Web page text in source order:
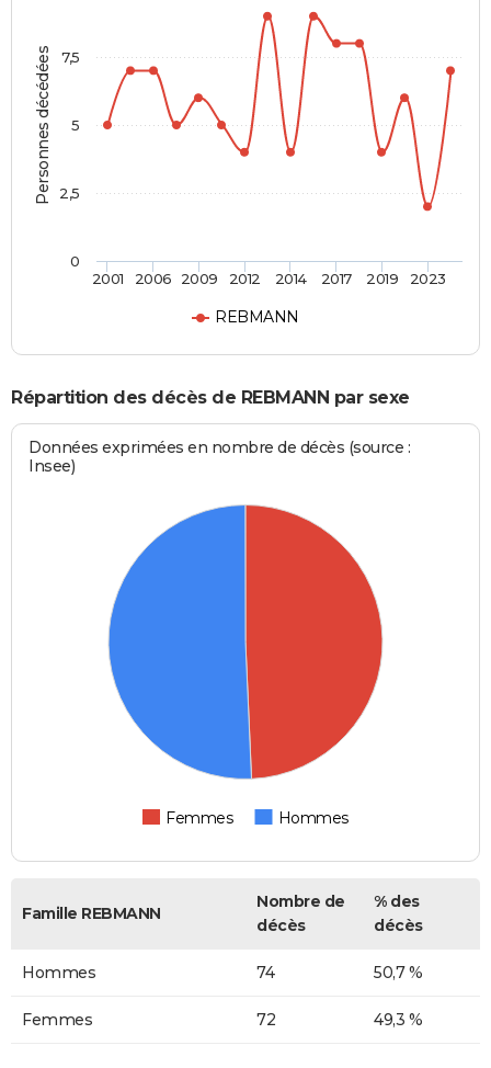
Personnes décédées
REBMANN
2001 2006 2009 2012 2014 2017 2019 2023
0
2,5
5
7,5
Répartition des décès de REBMANN par sexe
Données exprimées en nombre de décès (source :
Insee)
Femmes Hommes
Famille REBMANN
Nombre de
décès
% des
décès
Hommes 74 50,7 %
Femmes 72 49,3 %